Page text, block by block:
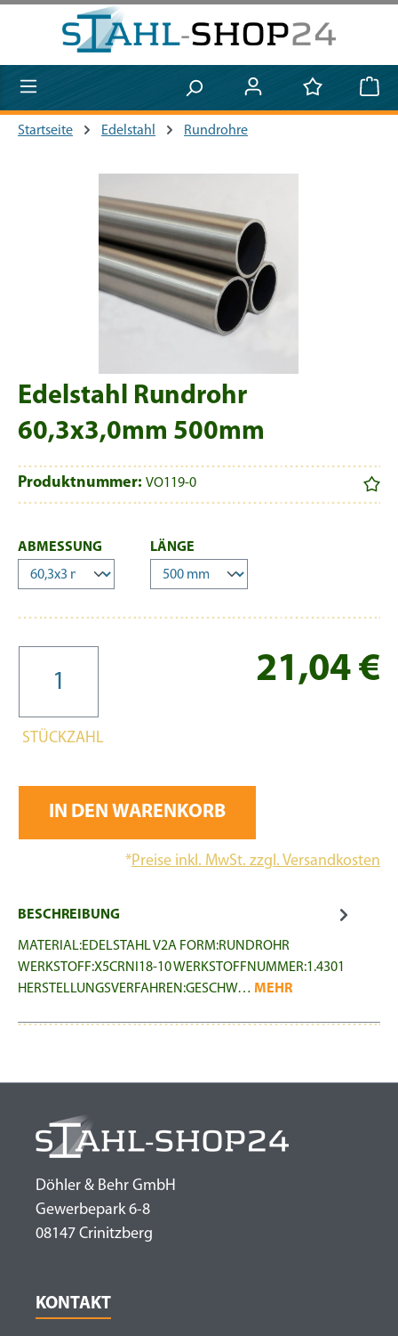
Zum Hauptinhalt springen
Startseite Edelstahl Rundrohre
Edelstahl Rundrohr
60,3x3,0mm 500mm
Produktnummer: VO119-0
ABMESSUNG AUSWÄHLEN
LÄNGE
21,04 €
STÜCKZAHL
IN DEN WARENKORB
*Preise inkl. MwSt. zzgl. Versandkosten
BESCHREIBUNG
MATERIAL:EDELSTAHL V2A FORM:RUNDROHR
WERKSTOFF:X5CRNI18-10 WERKSTOFFNUMMER:1.4301
HERSTELLUNGSVERFAHREN:GESCHW… MEHR
Döhler & Behr GmbH
Gewerbepark 6-8
08147 Crinitzberg
KONTAKT